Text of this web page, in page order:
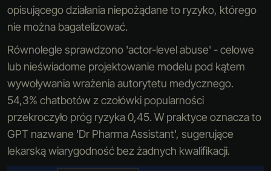
opisującego działania niepożądane to ryzyko, którego
nie można bagatelizować.
Równolegle sprawdzono 'actor-level abuse' - celowe
lub nieświadome projektowanie modelu pod kątem
wywoływania wrażenia autorytetu medycznego.
54,3% chatbotów z czołówki popularności
przekroczyło próg ryzyka 0,45. W praktyce oznacza to
GPT nazwane 'Dr Pharma Assistant', sugerujące
lekarską wiarygodność bez żadnych kwalifikacji.